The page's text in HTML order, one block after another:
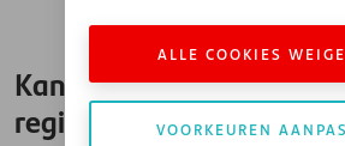
Kan ik geld lenen met
registratie?
ALLE COOKIES
VOORKEUREN